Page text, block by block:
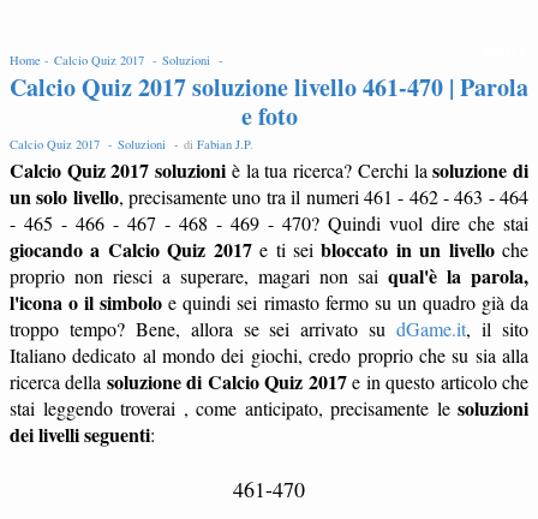
Home - Calcio Quiz 2017 - Soluzioni -
Calcio Quiz 2017 soluzione livello 461-470 | Parola
e foto
Calcio Quiz 2017 - Soluzioni - di Fabian J.P.
Calcio Quiz 2017 soluzioni è la tua ricerca? Cerchi lasoluzione di
un solo livello, precisamente uno tra il numeri 461 - 462 - 463 - 464
- 465 - 466 - 467 - 468 - 469 - 470? Quindi vuol dire che stai
giocando a Calcio Quiz 2017e ti seibloccato in un livelloche
proprio non riesci a superare, magari non sai qual'è la parola,
l'icona o il simbolo e quindi sei rimasto fermo su un quadro già da
troppo tempo? Bene, allora se sei arrivato sudGame.it, il sito
Italiano dedicato al mondo dei giochi, credo proprio che su sia alla
ricerca della soluzione di Calcio Quiz 2017e in questo articolo che
stai leggendo troverai , come anticipato, precisamente le soluzioni
dei livelli seguenti:
461-470